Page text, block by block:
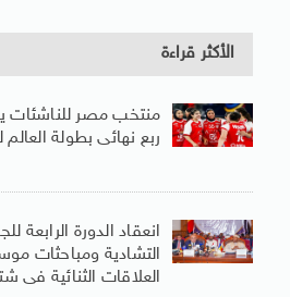
الأكثر قراءة
منتخب مصر للناشئات
ربع نهائى بطولة العالم
انعقاد الدورة الرابعة
التشادية ومباحثات
العلاقات الثنائية فى